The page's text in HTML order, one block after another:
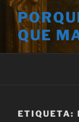
Saltar
contenido
QUE
ETIQUETA: